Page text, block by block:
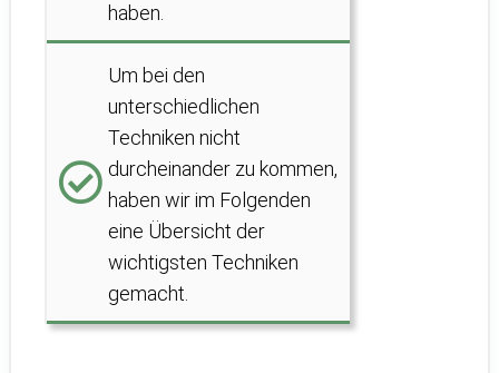
haben.
Um bei den
unterschiedlichen
Techniken nicht
durcheinander zu kommen,
haben wir im Folgenden
eine Übersicht der
wichtigsten Techniken
gemacht.